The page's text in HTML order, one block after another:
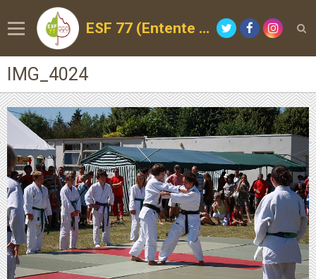
ESF 77 (Entente Sportive de la Forêt)
IMG_4024